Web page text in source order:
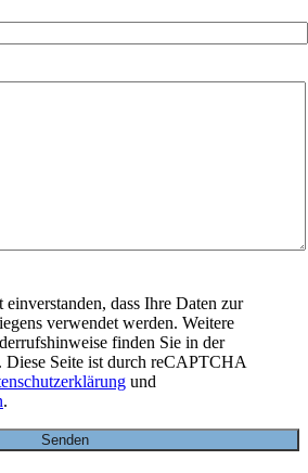
einverstanden, dass Ihre Daten zur
verwendet werden. Weitere
finden Sie in der
. Diese Seite ist durch reCAPTCHA
und
.